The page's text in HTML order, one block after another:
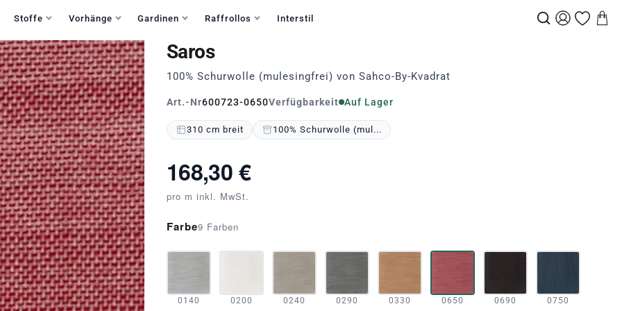
Stoffe Vorhänge Gardinen Raffrollos Interstil
Saros
100% Schurwolle (mulesingfrei) von Sahco-By-Kvadrat
Art.-Nr600723-0650Verfügbarkeit Auf Lager
310 cm breit 100% Schurwolle (mul...
168,30 €
pro m inkl. MwSt.
Farbe9 Farben
0140 0200 0240 0290 0330 0650 0690 0750